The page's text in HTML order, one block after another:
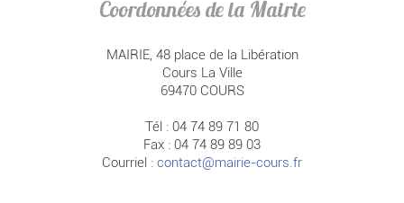
Coordonnées de la Mairie
MAIRIE, 48 place de la Libération
Cours La Ville
69470 COURS
Tél : 04 74 89 71 80
Fax : 04 74 89 89 03
Courriel : contact@mairie-cours.fr